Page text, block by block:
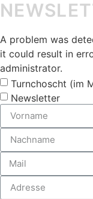
A problem was
it could result in
administrator.
Turnchoscht (im
Newsletter